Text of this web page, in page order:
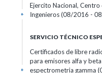
Ejercito Nacional,
Ingenieros (08/2016 -
+
SERVICIO TÉCNICO
Certificados de libre
para emisores alfa y
espectrometria gamma
+